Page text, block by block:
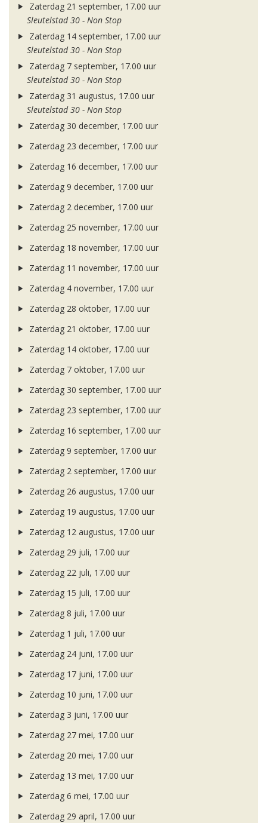
Zaterdag 21 september, 17.00 uur
Sleutelstad 30 - Non Stop
Zaterdag 14 september, 17.00 uur
Sleutelstad 30 - Non Stop
Zaterdag 7 september, 17.00 uur
Sleutelstad 30 - Non Stop
Zaterdag 31 augustus, 17.00 uur
Sleutelstad 30 - Non Stop
Zaterdag 30 december, 17.00 uur
Zaterdag 23 december, 17.00 uur
Zaterdag 16 december, 17.00 uur
Zaterdag 9 december, 17.00 uur
Zaterdag 2 december, 17.00 uur
Zaterdag 25 november, 17.00 uur
Zaterdag 18 november, 17.00 uur
Zaterdag 11 november, 17.00 uur
Zaterdag 4 november, 17.00 uur
Zaterdag 28 oktober, 17.00 uur
Zaterdag 21 oktober, 17.00 uur
Zaterdag 14 oktober, 17.00 uur
Zaterdag 7 oktober, 17.00 uur
Zaterdag 30 september, 17.00 uur
Zaterdag 23 september, 17.00 uur
Zaterdag 16 september, 17.00 uur
Zaterdag 9 september, 17.00 uur
Zaterdag 2 september, 17.00 uur
Zaterdag 26 augustus, 17.00 uur
Zaterdag 19 augustus, 17.00 uur
Zaterdag 12 augustus, 17.00 uur
Zaterdag 29 juli, 17.00 uur
Zaterdag 22 juli, 17.00 uur
Zaterdag 15 juli, 17.00 uur
Zaterdag 8 juli, 17.00 uur
Zaterdag 1 juli, 17.00 uur
Zaterdag 24 juni, 17.00 uur
Zaterdag 17 juni, 17.00 uur
Zaterdag 10 juni, 17.00 uur
Zaterdag 3 juni, 17.00 uur
Zaterdag 27 mei, 17.00 uur
Zaterdag 20 mei, 17.00 uur
Zaterdag 13 mei, 17.00 uur
Zaterdag 6 mei, 17.00 uur
Zaterdag 29 april, 17.00 uur